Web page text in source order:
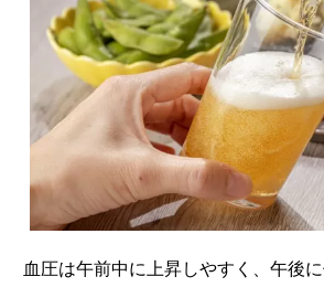
血圧は午前中に上昇しやすく、午後